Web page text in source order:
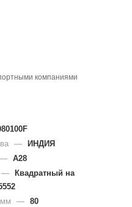
компаниями
— ИНДИЯ
— A28
— Квадратный на
— 80